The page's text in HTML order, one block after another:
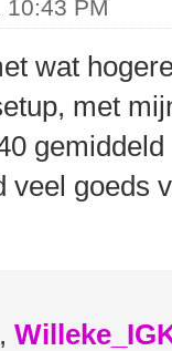
10:43 PM
wat
met
gemiddeld
veel goeds
,